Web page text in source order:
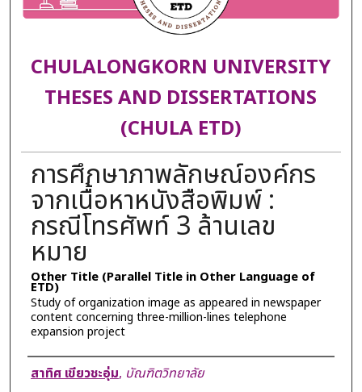
CHULALONGKORN UNIVERSITY
THESES AND DISSERTATIONS
(CHULA ETD)
การศึกษาภาพลักษณ์องค์กร
จากเนื้อหาหนังสือพิมพ์ :
กรณีโทรศัพท์ 3 ล้านเลข
หมาย
Other Title (Parallel Title in Other Language of
ETD)
Study of organization image as appeared in newspaper
content concerning three-million-lines telephone
expansion project
Author
สาทิศ เขียวชะอุ่ม, บัณฑิตวิทยาลัย